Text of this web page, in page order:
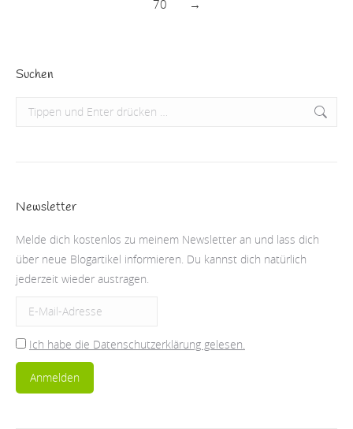
70
→
Suchen
Search:
Newsletter
Melde dich kostenlos zu meinem Newsletter an und lass dich
über neue Blogartikel informieren. Du kannst dich natürlich
jederzeit wieder austragen.
Ich habe die Datenschutzerklärung gelesen.